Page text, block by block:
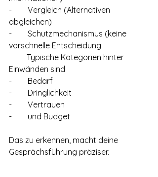
-        Vergleich (Alternativen
abgleichen)
-        Schutzmechanismus (keine
vorschnelle Entscheidung
Einwänden sind
-        Bedarf
-        Dringlichkeit
-        Vertrauen
-        und Budget
Das zu erkennen, macht deine
Gesprächsführung präziser.